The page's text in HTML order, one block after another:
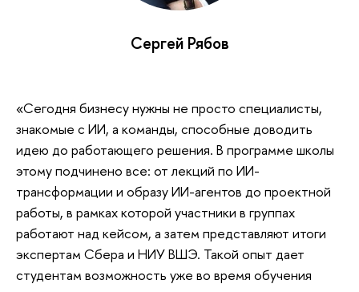
Сергей Рябов
«Сегодня бизнесу нужны не просто специалисты,
знакомые с ИИ, а команды, способные доводить
идею до работающего решения. В программе школы
этому подчинено все: от лекций по ИИ-
трансформации и образу ИИ-агентов до проектной
работы, в рамках которой участники в группах
работают над кейсом, а затем представляют итоги
экспертам Сбера и НИУ ВШЭ. Такой опыт дает
студентам возможность уже во время обучения